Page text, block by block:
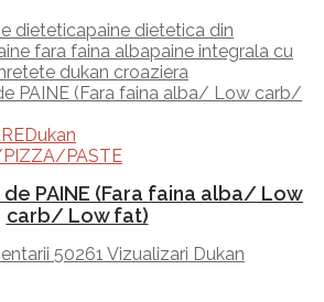
dieteticapaine dietetica din
fara faina albapaine integrala cu
retete dukan croaziera
Dukan
PIZZA/PASTE
de PAINE (Fara faina alba/ Low
carb/ Low fat)
50261 Vizualizari Dukan